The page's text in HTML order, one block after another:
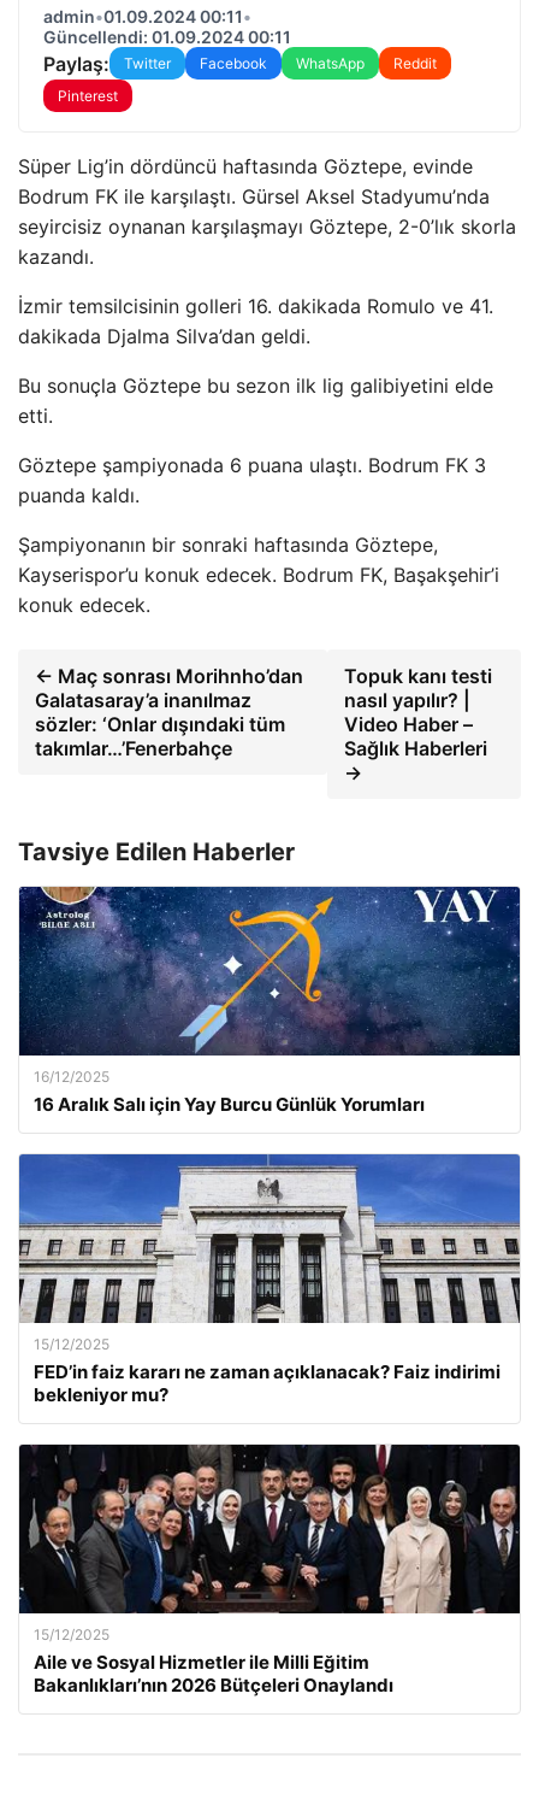
admin•01.09.2024 00:11•
Güncellendi: 01.09.2024 00:11
Paylaş: Twitter Facebook WhatsApp
Reddit
Pinterest
Süper Lig’in dördüncü haftasında Göztepe, evinde
Bodrum FK ile karşılaştı. Gürsel Aksel Stadyumu’nda
seyircisiz oynanan karşılaşmayı Göztepe, 2-0’lık skorla
kazandı.
İzmir temsilcisinin golleri 16. dakikada Romulo ve 41.
dakikada Djalma Silva’dan geldi.
Bu sonuçla Göztepe bu sezon ilk lig galibiyetini elde
etti.
Göztepe şampiyonada 6 puana ulaştı. Bodrum FK 3
puanda kaldı.
Şampiyonanın bir sonraki haftasında Göztepe,
Kayserispor’u konuk edecek. Bodrum FK, Başakşehir’i
konuk edecek.
← Maç sonrası Morihnho’dan
Galatasaray’a inanılmaz
sözler: ‘Onlar dışındaki tüm
takımlar…’Fenerbahçe
Topuk kanı testi
nasıl yapılır? |
Video Haber –
Sağlık Haberleri
→
Tavsiye Edilen Haberler
16/12/2025
16 Aralık Salı için Yay Burcu Günlük Yorumları
15/12/2025
FED’in faiz kararı ne zaman açıklanacak? Faiz indirimi
bekleniyor mu?
15/12/2025
Aile ve Sosyal Hizmetler ile Milli Eğitim
Bakanlıkları’nın 2026 Bütçeleri Onaylandı